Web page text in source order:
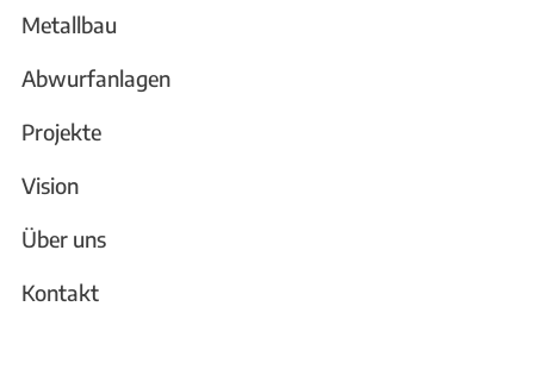
Metallbau
Abwurfanlagen
Projekte
Vision
Über uns
Kontakt